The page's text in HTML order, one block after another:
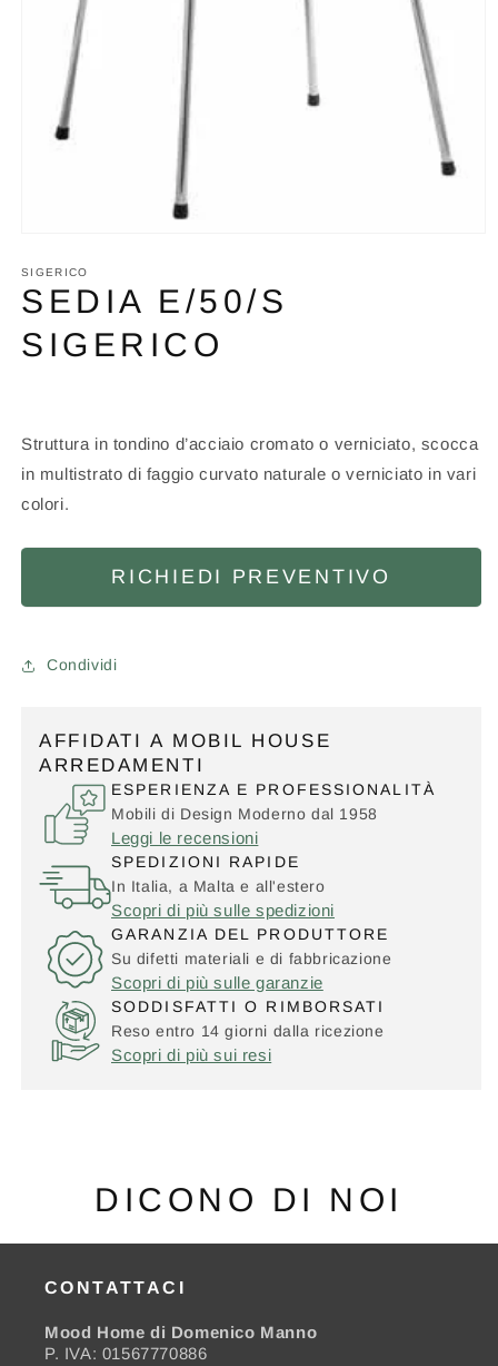
multimediali
1
in
modale
SIGERICO
SEDIA E/50/S
SIGERICO
Struttura in tondino d’acciaio cromato o verniciato, scocca
in multistrato di faggio curvato naturale o verniciato in vari
colori.
RICHIEDI PREVENTIVO
Condividi
AFFIDATI A MOBIL HOUSE
ARREDAMENTI
ESPERIENZA E PROFESSIONALITÀ
Mobili di Design Moderno dal 1958
Leggi le recensioni
SPEDIZIONI RAPIDE
In Italia, a Malta e all'estero
Scopri di più sulle spedizioni
GARANZIA DEL PRODUTTORE
Su difetti materiali e di fabbricazione
Scopri di più sulle garanzie
SODDISFATTI O RIMBORSATI
Reso entro 14 giorni dalla ricezione
Scopri di più sui resi
DICONO DI NOI
CONTATTACI
Mood Home di Domenico Manno
P. IVA: 01567770886